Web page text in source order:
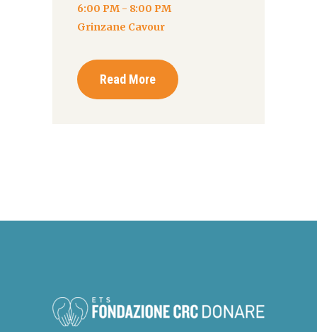
6:00 PM - 8:00 PM
Grinzane Cavour
Read More